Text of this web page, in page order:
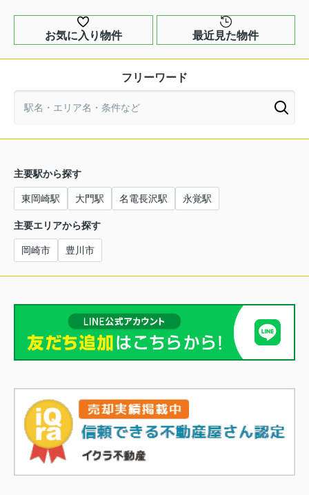
お気に入り物件 最近見た物件
フリーワード
主要駅から探す
東岡崎駅 大門駅 名電長沢駅 永覚駅
主要エリアから探す
岡崎市 豊川市